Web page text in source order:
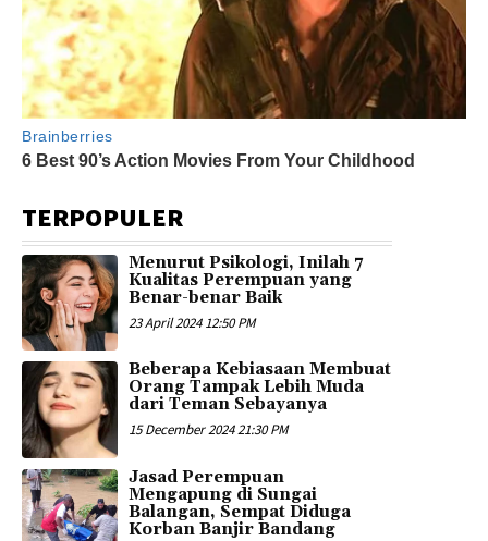
TERPOPULER
Menurut Psikologi, Inilah 7
Kualitas Perempuan yang
Benar-benar Baik
23 April 2024 12:50 PM
Beberapa Kebiasaan Membuat
Orang Tampak Lebih Muda
dari Teman Sebayanya
15 December 2024 21:30 PM
Jasad Perempuan
Mengapung di Sungai
Balangan, Sempat Diduga
Korban Banjir Bandang